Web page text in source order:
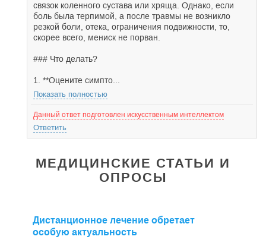
связок коленного сустава или хряща. Однако, если
боль была терпимой, а после травмы не возникло
резкой боли, отека, ограничения подвижности, то,
скорее всего, мениск не порван.
### Что делать?
1. **Оцените симпто...
Показать полностью
Данный ответ подготовлен искусственным интеллектом
Ответить
МЕДИЦИНСКИЕ СТАТЬИ И
ОПРОСЫ
Дистанционное лечение обретает
особую актуальность